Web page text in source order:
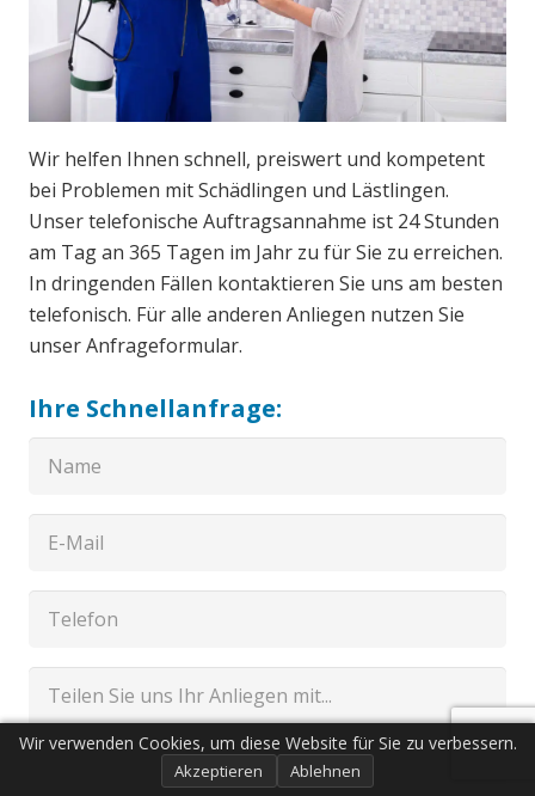
Wir helfen Ihnen schnell, preiswert und kompetent
bei Problemen mit Schädlingen und Lästlingen.
Unser telefonische Auftragsannahme ist 24 Stunden
am Tag an 365 Tagen im Jahr zu für Sie zu erreichen.
In dringenden Fällen kontaktieren Sie uns am besten
telefonisch. Für alle anderen Anliegen nutzen Sie
unser Anfrageformular.
Ihre Schnellanfrage:
Wir verwenden Cookies, um diese Website für Sie zu verbessern.
Akzeptieren Ablehnen